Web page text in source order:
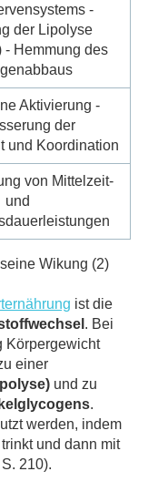
-
der Lipolyse
- Hemmung des
Aktivierung -
der
und Koordination
von Mittelzeit-
und
Wikung (2)
ist die
. Bei
Körpergewicht
einer
und zu
.
werden, indem
und dann mit
210).